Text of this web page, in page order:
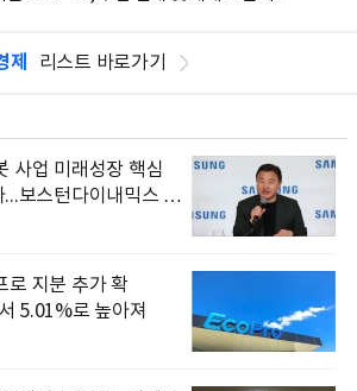
제 리스트 바로가기
사업 미래성장 핵심
보스턴다이내믹스 출
로 지분 추가 확
5.01%로 높아져